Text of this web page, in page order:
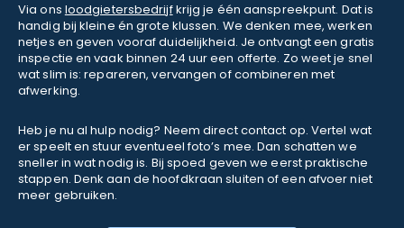
Via ons loodgietersbedrijfkrijg je één aanspreekpunt. Dat is
handig bij kleine én grote klussen. We denken mee, werken
netjes en geven vooraf duidelijkheid. Je ontvangt een gratis
inspectie en vaak binnen 24 uur een offerte. Zo weet je snel
wat slim is: repareren, vervangen of combineren met
afwerking.
Heb je nu al hulp nodig? Neem direct contact op. Vertel wat
er speelt en stuur eventueel foto’s mee. Dan schatten we
sneller in wat nodig is. Bij spoed geven we eerst praktische
stappen. Denk aan de hoofdkraan sluiten of een afvoer niet
meer gebruiken.